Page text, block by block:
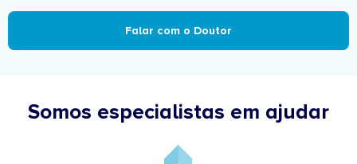
Falar com o Doutor
Somos especialistas em ajudar